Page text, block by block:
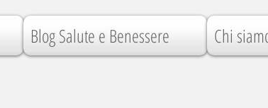
Blog Salute e Benessere Chi